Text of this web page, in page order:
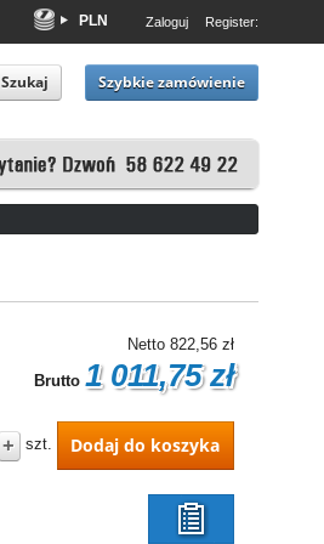
PLN
EUR
USD
Zaloguj Register:
Szukaj Szybkie zamówienie
Netto 822,56 zł
Brutto 1 011,75 zł
+ szt. Dodaj do koszyka